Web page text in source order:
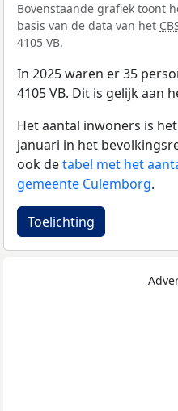
Bovenstaande grafiek toont
basis van de data van het
4105 VB.
In 2025 waren er 35
4105 VB. Dit is gelijk aan
Het aantal inwoners is
januari in het
ook detabel met het
gemeente Culemborg.
Toelichting